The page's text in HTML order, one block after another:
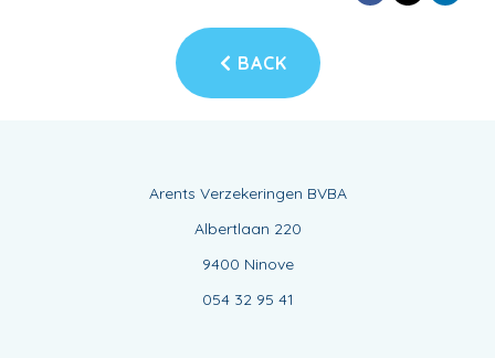
BACK
Arents Verzekeringen BVBA
Albertlaan 220
9400 Ninove
054 32 95 41